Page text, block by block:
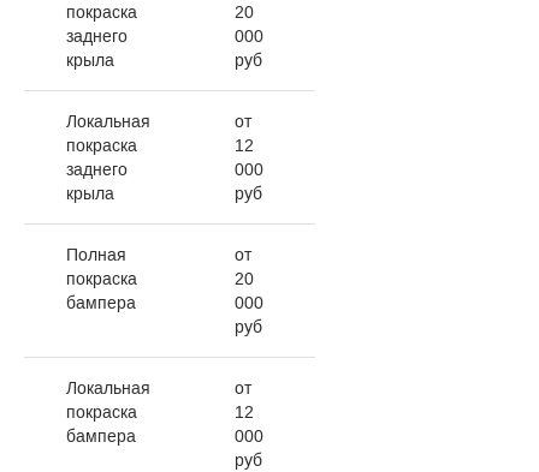
покраска
заднего
крыла
20
000
руб
Локальная
покраска
заднего
крыла
от
12
000
руб
Полная
покраска
бампера
от
20
000
руб
Локальная
покраска
бампера
от
12
000
руб